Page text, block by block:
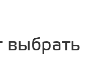
выбрать